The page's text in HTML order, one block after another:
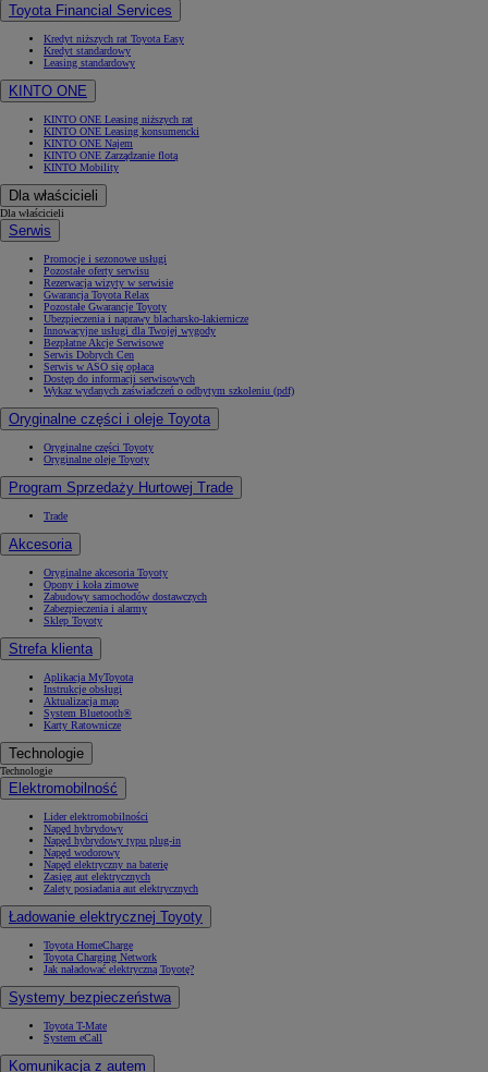
Toyota Financial Services
Kredyt niższych rat Toyota Easy
Kredyt standardowy
Leasing standardowy
KINTO ONE
KINTO ONE Leasing niższych rat
KINTO ONE Leasing konsumencki
KINTO ONE Najem
KINTO ONE Zarządzanie flotą
KINTO Mobility
Dla właścicieli
Dla właścicieli
Serwis
Promocje i sezonowe usługi
Pozostałe oferty serwisu
Rezerwacja wizyty w serwisie
Gwarancja Toyota Relax
Pozostałe Gwarancje Toyoty
Ubezpieczenia i naprawy blacharsko-lakiernicze
Innowacyjne usługi dla Twojej wygody
Bezpłatne Akcje Serwisowe
Serwis Dobrych Cen
Serwis w ASO się opłaca
Dostęp do informacji serwisowych
Wykaz wydanych zaświadczeń o odbytym szkoleniu (pdf)
Oryginalne części i oleje Toyota
Oryginalne części Toyoty
Oryginalne oleje Toyoty
Program Sprzedaży Hurtowej Trade
Trade
Akcesoria
Oryginalne akcesoria Toyoty
Opony i koła zimowe
Zabudowy samochodów dostawczych
Zabezpieczenia i alarmy
Sklep Toyoty
Strefa klienta
Aplikacja MyToyota
Instrukcje obsługi
Aktualizacja map
System Bluetooth®
Karty Ratownicze
Technologie
Technologie
Elektromobilność
Lider elektromobilności
Napęd hybrydowy
Napęd hybrydowy typu plug-in
Napęd wodorowy
Napęd elektryczny na baterię
Zasięg aut elektrycznych
Zalety posiadania aut elektrycznych
Ładowanie elektrycznej Toyoty
Toyota HomeCharge
Toyota Charging Network
Jak naładować elektryczną Toyotę?
Systemy bezpieczeństwa
Toyota T-Mate
System eCall
Komunikacja z autem